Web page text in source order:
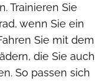
Trainieren Sie
wenn Sie ein
Sie mit dem
die Sie auch
So passen sich